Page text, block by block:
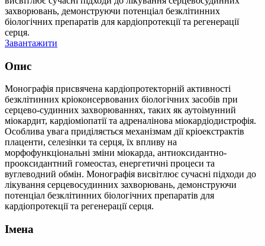
захворювань, демонструючи потенціал безклітинних
біологічних препаратів для кардіопротекції та регенерації
серця.
Завантажити
Опис
Монографія присвячена кардіопротекторній активності
безклітинних кріоконсервованих біологічних засобів при
серцево-судинних захворюваннях, таких як аутоімунний
міокардит, кардіоміопатії та адреналінова міокардіодистрофія.
Особлива увага приділяється механізмам дії кріоекстрактів
плаценти, селезінки та серця, їх впливу на
морфофункціональні зміни міокарда, антиоксидантно-
прооксидантний гомеостаз, енергетичні процеси та
вуглеводний обмін. Монографія висвітлює сучасні підходи до
лікування серцевосудинних захворювань, демонструючи
потенціал безклітинних біологічних препаратів для
кардіопротекції та регенерації серця.
Імена